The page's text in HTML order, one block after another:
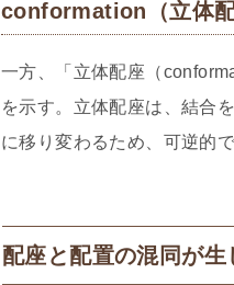
conformation（立体
一方、「立体配座（
を示す。立体配座は、結合
に移り変わるため、可逆的で
配座と配置の混同が生